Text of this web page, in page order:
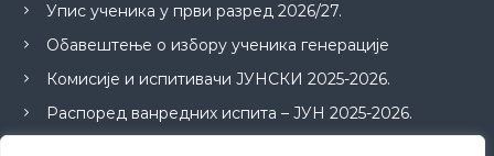
Упис ученика у први разред 2026/27.
Обавештење о избору ученика генерације
Комисије и испитивачи ЈУНСКИ 2025-2026.
Распоред ванредних испита – ЈУН 2025-2026.